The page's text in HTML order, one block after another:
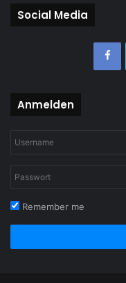
Social Media
Anmelden
Remember me